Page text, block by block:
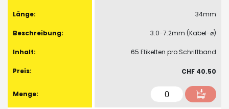
34mm
3.0-7.2mm (Kabel-⌀)
65 Etiketten pro Schriftband
CHF 40.50